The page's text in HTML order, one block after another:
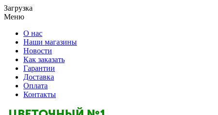
Загрузка
Меню
О нас
Наши магазины
Новости
Как заказать
Гарантии
Доставка
Оплата
Контакты